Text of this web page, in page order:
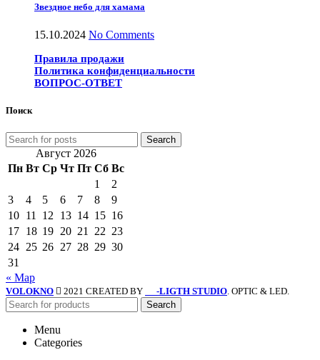
Звездное небо для хамама
15.10.2024 No Comments
Правила продажи
Политика конфиденциальности
ВОПРОС-ОТВЕТ
Поиск
Search
Август 2026
Пн Вт Ср Чт Пт Сб Вс
1
2
3
4 5 6 7 8
9
10 11 12 13 14 15 16
17 18 19 20 21 22 23
24 25 26 27 28 29 30
31
« Мар
VOLOKNO 2021 CREATED BY -LIGTH STUDIO. OPTIC & LED.
Search
Menu
Categories